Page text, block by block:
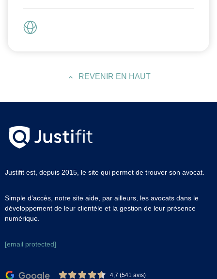
REVENIR EN HAUT
Justifit est, depuis 2015, le site qui permet de trouver son avocat.
Simple d’accès, notre site aide, par ailleurs, les avocats dans le
développement de leur clientèle et la gestion de leur présence
numérique.
[email protected]
4,7 (541 avis)